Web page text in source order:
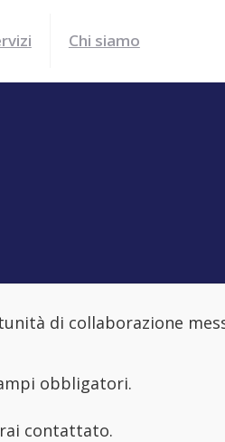
Chi siamo
di collaborazione
obbligatori.
contattato.